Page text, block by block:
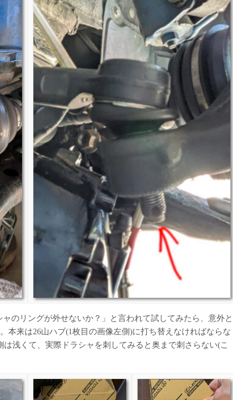
のリングが外せないか？」と言われて試してみたら、意外と
本来は26山ハブ(1枚目の画像左側)に打ち替えなければならな
浅くて、実際ドラシャを刺してみると奥まで刺さらない(こ